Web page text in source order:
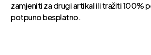
zamjeniti za drugi artikal ili tražiti 100%
potpuno besplatno.